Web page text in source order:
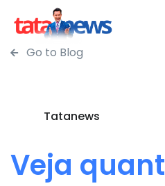
Go to Blog
Tatanews
Veja